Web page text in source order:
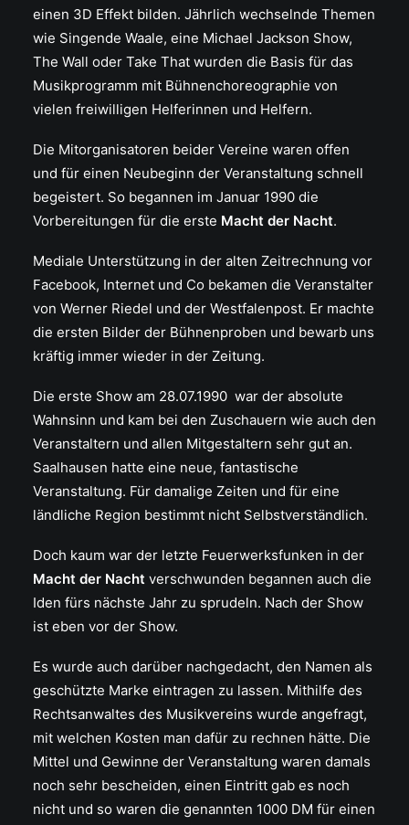
einen 3D Effekt bilden. Jährlich wechselnde Themen
wie Singende Waale, eine Michael Jackson Show,
The Wall oder Take That wurden die Basis für das
Musikprogramm mit Bühnenchoreographie von
vielen freiwilligen Helferinnen und Helfern.
Die Mitorganisatoren beider Vereine waren offen
und für einen Neubeginn der Veranstaltung schnell
begeistert. So begannen im Januar 1990 die
Vorbereitungen für die erste Macht der Nacht.
Mediale Unterstützung in der alten Zeitrechnung vor
Facebook, Internet und Co bekamen die Veranstalter
von Werner Riedel und der Westfalenpost. Er machte
die ersten Bilder der Bühnenproben und bewarb uns
kräftig immer wieder in der Zeitung.
Die erste Show am 28.07.1990 war der absolute
Wahnsinn und kam bei den Zuschauern wie auch den
Veranstaltern und allen Mitgestaltern sehr gut an.
Saalhausen hatte eine neue, fantastische
Veranstaltung. Für damalige Zeiten und für eine
ländliche Region bestimmt nicht Selbstverständlich.
Doch kaum war der letzte Feuerwerksfunken in der
Macht der Nacht verschwunden begannen auch die
Iden fürs nächste Jahr zu sprudeln. Nach der Show
ist eben vor der Show.
Es wurde auch darüber nachgedacht, den Namen als
geschützte Marke eintragen zu lassen. Mithilfe des
Rechtsanwaltes des Musikvereins wurde angefragt,
mit welchen Kosten man dafür zu rechnen hätte. Die
Mittel und Gewinne der Veranstaltung waren damals
noch sehr bescheiden, einen Eintritt gab es noch
nicht und so waren die genannten 1000 DM für einen